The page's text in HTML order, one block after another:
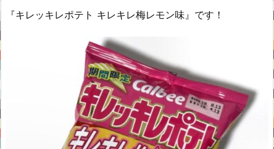
『キレッキレポテト キレキレ梅レモン味』です！